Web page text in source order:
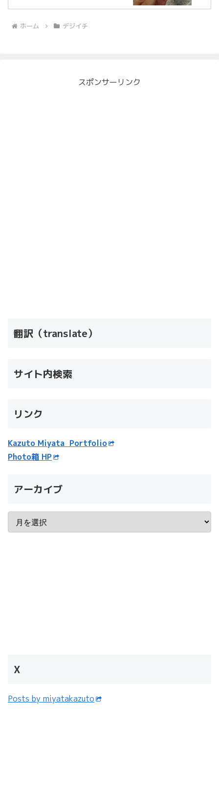
ホーム デジイチ
スポンサーリンク
翻訳（translate）
サイト内検索
リンク
Kazuto Miyata Portfolio
Photo箱 HP
アーカイブ
X
Posts by miyatakazuto